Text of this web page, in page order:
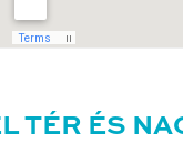
TÉR ÉS